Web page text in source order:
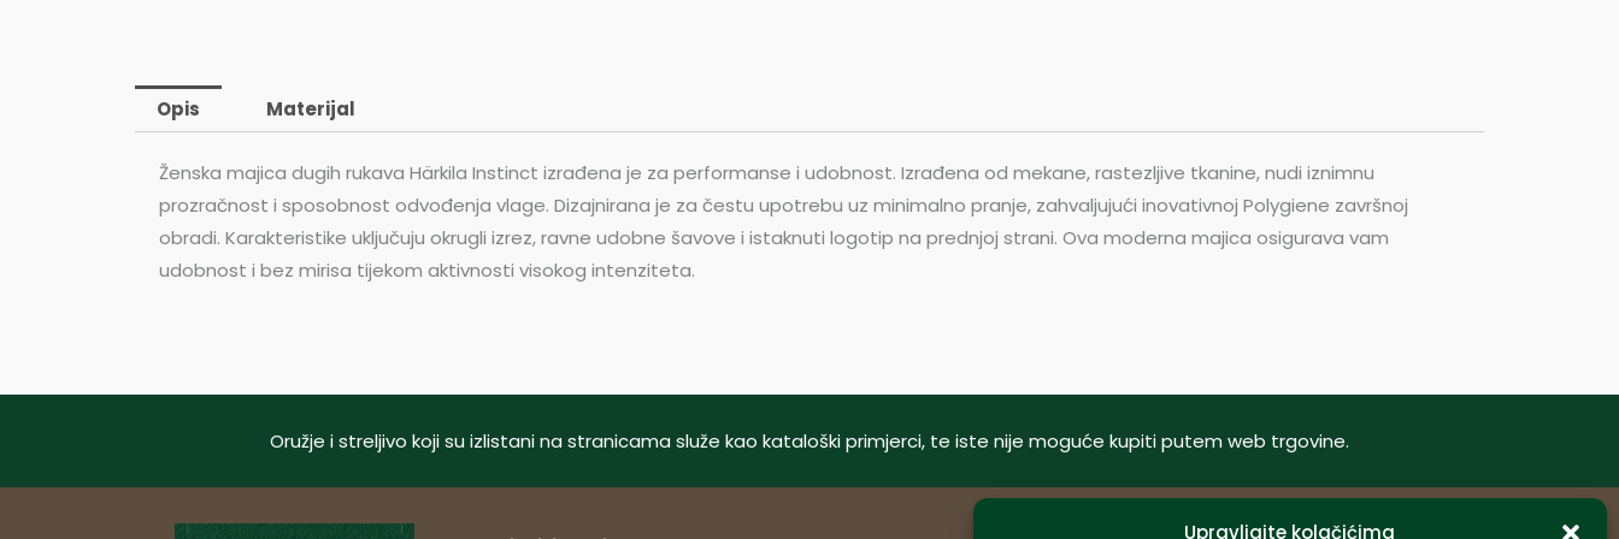
Upravljajte kolačićima
Opis Materijal
Ženska majica dugih rukava Härkila Instinct izrađena je za performanse i udobnost. Izrađena od mekane, rastezljive tkanine, nudi iznimnu
prozračnost i sposobnost odvođenja vlage. Dizajnirana je za čestu upotrebu uz minimalno pranje, zahvaljujući inovativnoj Polygiene završnoj
obradi. Karakteristike uključuju okrugli izrez, ravne udobne šavove i istaknuti logotip na prednjoj strani. Ova moderna majica osigurava vam
udobnost i bez mirisa tijekom aktivnosti visokog intenziteta.
Oružje i streljivo koji su izlistani na stranicama služe kao kataloški primjerci, te iste nije moguće kupiti putem web trgovine.